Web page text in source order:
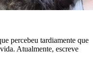
percebeu tardiamente que
Atualmente, escreve